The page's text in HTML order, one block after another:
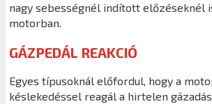
nagy sebességnél indított előzéseknél
motorban.
GÁZPEDÁL REAKCIÓ
Egyes típusoknál előfordul, hogy a
késlekedéssel reagál a hirtelen